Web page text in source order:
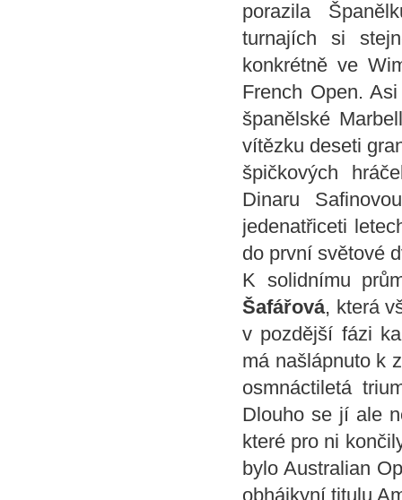
porazila
turnajích si
konkrétně ve
French Open.
španělské
vítězku deseti
špičkových
Dinaru
jedenatřiceti
do první světové
K solidnímu
Šafářová, která
v pozdější fázi
má našlápnuto k
osmnáctiletá
Dlouho se jí ale
které pro ni
bylo Australian
obhájkyní titulu